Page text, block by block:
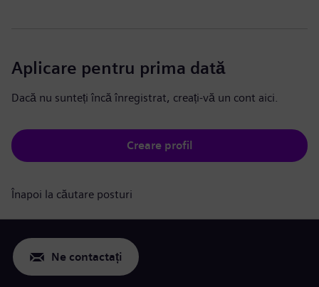
Aplicare pentru prima dată
Dacă nu sunteți încă înregistrat, creați-vă un cont aici.
Creare profil
Înapoi la căutare posturi
Ne contactați